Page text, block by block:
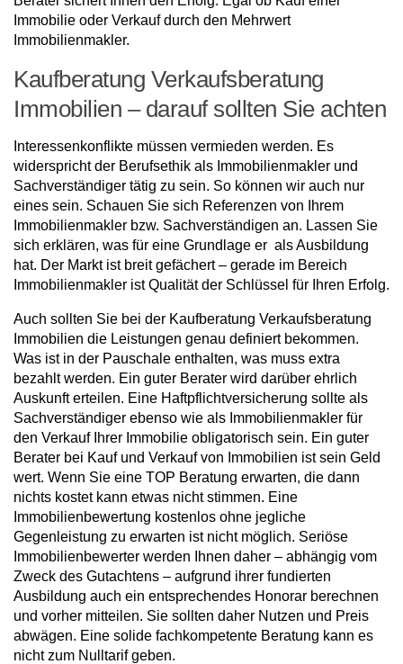
Immobilie oder Verkauf durch den Mehrwert
Immobilienmakler.
Kaufberatung Verkaufsberatung
Immobilien – darauf sollten Sie achten
Interessenkonflikte müssen vermieden werden. Es
widerspricht der Berufsethik als Immobilienmakler und
Sachverständiger tätig zu sein. So können wir auch nur
eines sein. Schauen Sie sich Referenzen von Ihrem
Immobilienmakler bzw. Sachverständigen an. Lassen Sie
sich erklären, was für eine Grundlage er als Ausbildung
hat. Der Markt ist breit gefächert – gerade im Bereich
Immobilienmakler ist Qualität der Schlüssel für Ihren Erfolg.
Auch sollten Sie bei der Kaufberatung Verkaufsberatung
Immobilien die Leistungen genau definiert bekommen.
Was ist in der Pauschale enthalten, was muss extra
bezahlt werden. Ein guter Berater wird darüber ehrlich
Auskunft erteilen. Eine Haftpflichtversicherung sollte als
Sachverständiger ebenso wie als Immobilienmakler für
den Verkauf Ihrer Immobilie obligatorisch sein. Ein guter
Berater bei Kauf und Verkauf von Immobilien ist sein Geld
wert. Wenn Sie eine TOP Beratung erwarten, die dann
nichts kostet kann etwas nicht stimmen. Eine
Immobilienbewertung kostenlos ohne jegliche
Gegenleistung zu erwarten ist nicht möglich. Seriöse
Immobilienbewerter werden Ihnen daher – abhängig vom
Zweck des Gutachtens – aufgrund ihrer fundierten
Ausbildung auch ein entsprechendes Honorar berechnen
und vorher mitteilen. Sie sollten daher Nutzen und Preis
abwägen. Eine solide fachkompetente Beratung kann es
nicht zum Nulltarif geben.